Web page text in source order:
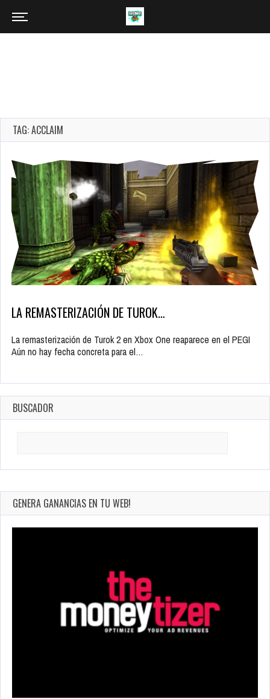
TAG: ACCLAIM
LA REMASTERIZACIÓN DE TUROK…
La remasterización de Turok 2 en Xbox One reaparece en el PEGI
Aún no hay fecha concreta para el…
BUSCADOR
GENERA GANANCIAS EN TU WEB!